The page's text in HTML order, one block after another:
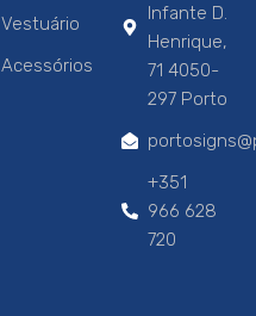
Vestuário
Acessórios
Infante D.
Henrique,
71 4050-
297 Porto
+351
966 628
720